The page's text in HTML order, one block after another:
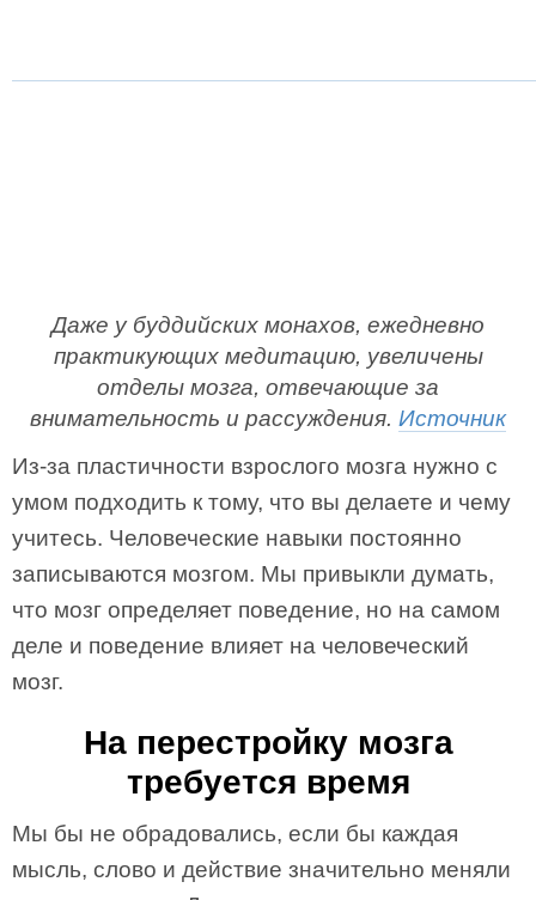
Даже у буддийских монахов, ежедневно
практикующих медитацию, увеличены
отделы мозга, отвечающие за
внимательность и рассуждения. Источник
Из-за пластичности взрослого мозга нужно с
умом подходить к тому, что вы делаете и чему
учитесь. Человеческие навыки постоянно
записываются мозгом. Мы привыкли думать,
что мозг определяет поведение, но на самом
деле и поведение влияет на человеческий
мозг.
На перестройку мозга
требуется время
Мы бы не обрадовались, если бы каждая
мысль, слово и действие значительно меняли